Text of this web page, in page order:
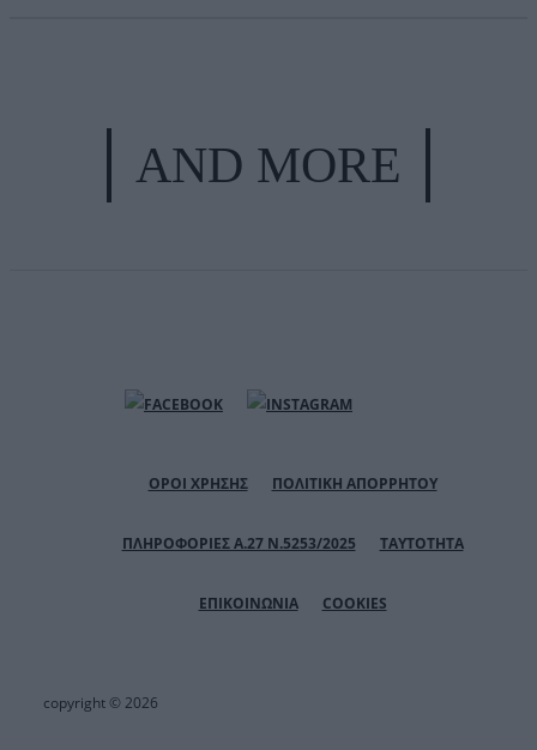
AND MORE
ΟΡΟΙ ΧΡΗΣΗΣ ΠΟΛΙΤΙΚΗ ΑΠΟΡΡΗΤΟΥ
ΠΛΗΡΟΦΟΡΙΕΣ Α.27 Ν.5253/2025 ΤΑΥΤΟΤΗΤΑ
ΕΠΙΚΟΙΝΩΝΙΑ COOKIES
copyright © 2026